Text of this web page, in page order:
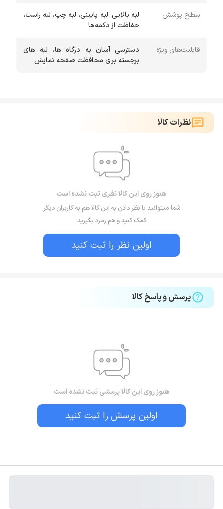
سطح پوشش
لبه بالایی، لبه پایینی، لبه چپ، لبه راست،
حفاظت از دکمه‌ها
قابلیت‌های ویژه
دسترسی آسان به درگاه ها، لبه های
برجسته برای محافظت صفحه نمایش
نظرات کالا
هنوز روی این کالا نظری ثبت نشده است
شما میتوانید با نظر دادن به این کالا هم به کاربران دیگر
کمک کنید و هم زمرد بگیرید
اولین نظر را ثبت کنید
پرسش و پاسخ کالا
هنوز روی این کالا پرسشی ثبت نشده است
اولین پرسش را ثبت کنید